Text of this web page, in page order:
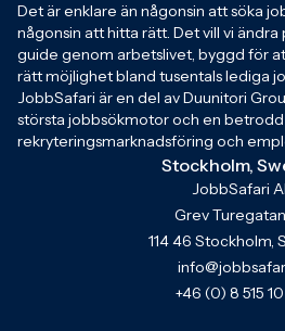
Det är enklare än någonsin att söka
någonsin att hitta rätt. Det vill vi ändra
guide genom arbetslivet, byggd för
rätt möjlighet bland tusentals lediga
JobbSafari är en del av Duunitori
största jobbsökmotor och en
rekryteringsmarknadsföring och
Stockholm,
JobbSafari
Grev Turegatan
114 46 Stockholm,
+46 (0) 8 515